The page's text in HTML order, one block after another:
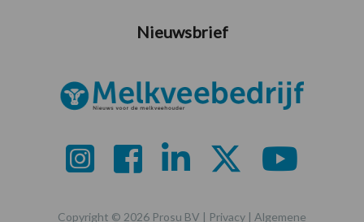
Nieuwsbrief
Copyright © 2026 Prosu BV | Privacy | Algemene